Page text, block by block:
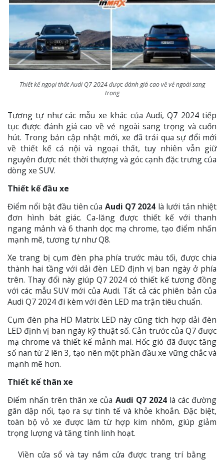
Thiết kế ngoại thất Audi Q7 2024 được đánh giá cao về vẻ ngoài sang
trọng
Tương tự như các mẫu xe khác của Audi, Q7 2024 tiếp
tục được đánh giá cao về vẻ ngoài sang trọng và cuốn
hút. Trong bản cập nhật mới, xe đã trải qua sự đổi mới
về thiết kế cả nội và ngoại thất, tuy nhiên vẫn giữ
nguyên được nét thời thượng và góc cạnh đặc trưng của
dòng xe SUV.
Thiết kế đầu xe
Điểm nổi bật đầu tiên của Audi Q7 2024 là lưới tản nhiệt
đơn hình bát giác. Ca-lăng được thiết kế với thanh
ngang mảnh và 6 thanh dọc mạ chrome, tạo điểm nhấn
mạnh mẽ, tương tự như Q8.
Xe trang bị cụm đèn pha phía trước màu tối, được chia
thành hai tầng với dải đèn LED định vị ban ngày ở phía
trên. Thay đổi này giúp Q7 2024 có thiết kế tương đồng
với các mẫu SUV mới của Audi. Tất cả các phiên bản của
Audi Q7 2024 đi kèm với đèn LED ma trận tiêu chuẩn.
Cụm đèn pha HD Matrix LED này cũng tích hợp dải đèn
LED định vị ban ngày kỹ thuật số. Cản trước của Q7 được
mạ chrome và thiết kế mảnh mai. Hốc gió đã được tăng
số nan từ 2 lên 3, tạo nên một phần đầu xe vững chắc và
mạnh mẽ hơn.
Thiết kế thân xe
Điểm nhấn trên thân xe của Audi Q7 2024là các đường
gân dập nổi, tạo ra sự tinh tế và khỏe khoắn. Đặc biệt,
toàn bộ vỏ xe được làm từ hợp kim nhôm, giúp giảm
trọng lượng và tăng tính linh hoạt.
Viền cửa sổ và tay nắm cửa được trang trí bằng